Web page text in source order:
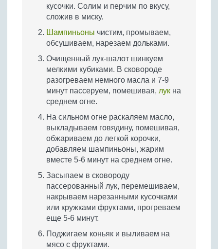
кусочки. Солим и перчим по вкусу,
сложив в миску.
Шампиньоны чистим, промываем,
обсушиваем, нарезаем дольками.
Очищенный лук-шалот шинкуем
мелкими кубиками. В сковороде
разогреваем немного масла и 7-9
минут пассеруем, помешивая, лук на
среднем огне.
На сильном огне раскаляем масло,
выкладываем говядину, помешивая,
обжариваем до легкой корочки,
добавляем шампиньоны, жарим
вместе 5-6 минут на среднем огне.
Засыпаем в сковороду
пассерованный лук, перемешиваем,
накрываем нарезанными кусочками
или кружками фруктами, прогреваем
еще 5-6 минут.
Поджигаем коньяк и выливаем на
мясо с фруктами.